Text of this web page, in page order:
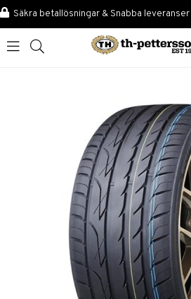
Säkra betallösningar & Snabba leveranser